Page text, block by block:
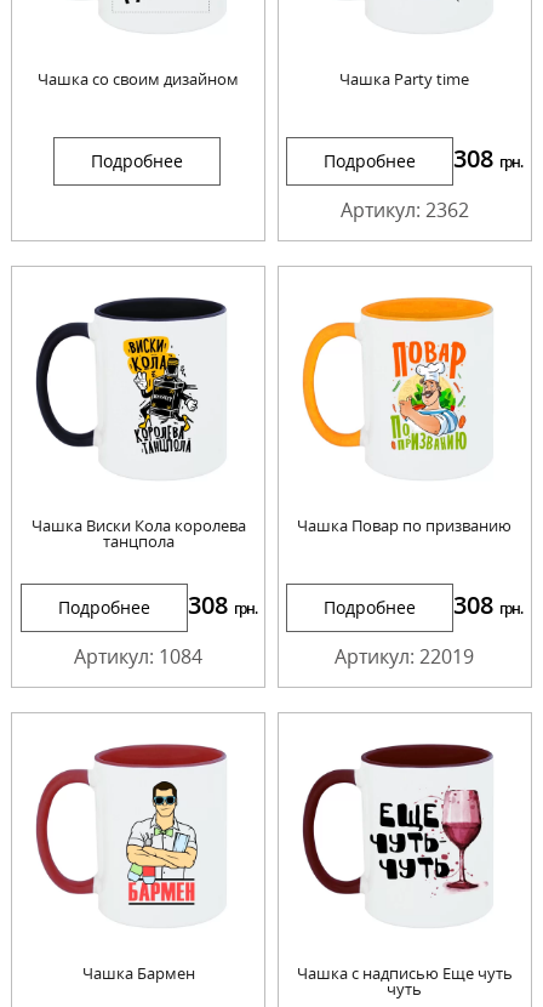
Чашка со своим дизайном
Подробнее
Чашка Party time
Подробнее 308 грн.
Артикул: 2362
Чашка Виски Кола королева
танцпола
Подробнее 308 грн.
Артикул: 1084
Чашка Повар по призванию
Подробнее 308 грн.
Артикул: 22019
Чашка Бармен Чашка с надписью Еще чуть
чуть